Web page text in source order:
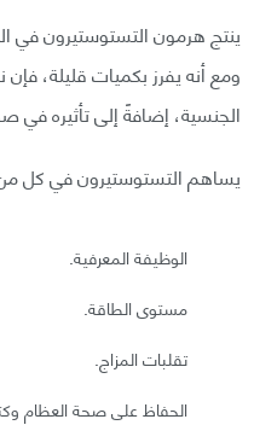
ينتج هرمون التستوستيرون في
ومع أنه يفرز بكميات قليلة،
الجنسية، إضافةً إلى تأثيره
يساهم التستوستيرون في كل من
الوظيفة المعرفية.
مستوى الطاقة.
تقلبات المزاج.
الحفاظ على صحة العظام